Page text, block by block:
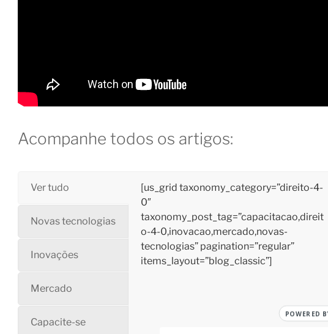
Acompanhe todos os artigos:
Ver tudo
Novas tecnologias
Inovações
Mercado
Capacite-se
[us_grid taxonomy_category=”direito-4-
0″
taxonomy_post_tag=”capacitacao,direit
o-4-0,inovacao,mercado,novas-
tecnologias” pagination=”regular”
items_layout=”blog_classic”]
POWERED